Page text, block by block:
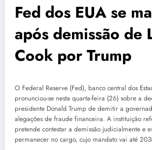
Fed dos EUA se
após demissão de
Cook por Trump
O Federal Reserve (Fed), banco central dos
pronunciou-se nesta quarta-feira (26) sobre a
presidente Donald Trump de demitir a
alegações de fraude financeira. A instituição
pretende contestar a demissão judicialmente e
permanecer no cargo, cujo mandato vai até